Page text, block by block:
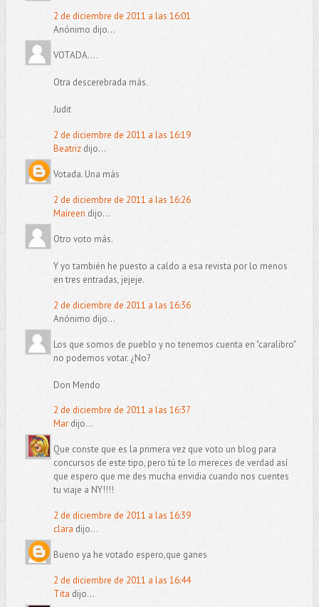
2 de diciembre de 2011 a las 16:01
Anónimo dijo...
VOTADA....
Otra descerebrada más.
Judit
2 de diciembre de 2011 a las 16:19
Beatrizdijo...
Votada. Una más
2 de diciembre de 2011 a las 16:26
Maireen dijo...
Otro voto más.
Y yo también he puesto a caldo a esa revista por lo menos
en tres entradas, jejeje.
2 de diciembre de 2011 a las 16:36
Anónimo dijo...
Los que somos de pueblo y no tenemos cuenta en "caralibro"
no podemos votar. ¿No?
Don Mendo
2 de diciembre de 2011 a las 16:37
Mardijo...
Que conste que es la primera vez que voto un blog para
concursos de este tipo, pero tú te lo mereces de verdad así
que espero que me des mucha envidia cuando nos cuentes
tu viaje a NY!!!!
2 de diciembre de 2011 a las 16:39
clara dijo...
Bueno ya he votado espero,que ganes
2 de diciembre de 2011 a las 16:44
Tita dijo...